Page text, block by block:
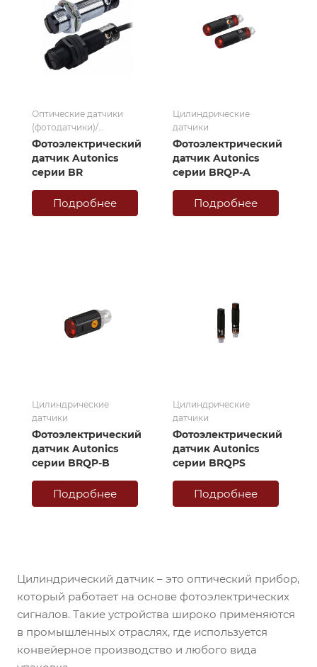
Оптические датчики
(фотодатчики)/
Цилиндрические
датчики
Фотоэлектрический
датчик Autonics
серии BR
Подробнее
Цилиндрические
датчики
Фотоэлектрический
датчик Autonics
серии BRQP-A
Подробнее
Цилиндрические
датчики
Фотоэлектрический
датчик Autonics
серии BRQP-B
Подробнее
Цилиндрические
датчики
Фотоэлектрический
датчик Autonics
серии BRQPS
Подробнее
Цилиндрический датчик – это оптический прибор,
который работает на основе фотоэлектрических
сигналов. Такие устройства широко применяются
в промышленных отраслях, где используется
конвейерное производство и любого вида